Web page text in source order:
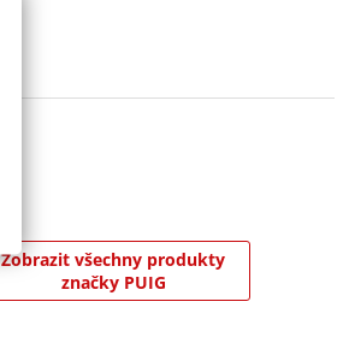
Zobrazit všechny produkty
značky PUIG